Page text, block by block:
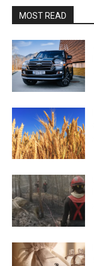
MOST READ